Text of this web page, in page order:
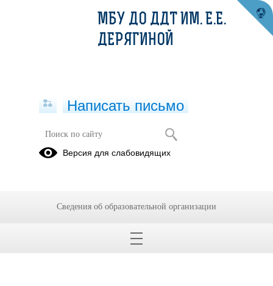
МБУ ДО ДДТ ИМ. Е.Е.
ДЕРЯГИНОЙ
Написать письмо
Версия для слабовидящих
Сведения об образовательной организации